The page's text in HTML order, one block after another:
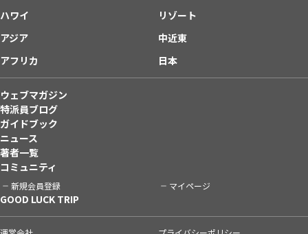
ハワイ
リゾート
アジア
中近東
アフリカ
日本
ウェブマガジン
特派員ブログ
ガイドブック
ニュース
著者一覧
コミュニティ
新規会員登録 マイページ
GOOD LUCK TRIP